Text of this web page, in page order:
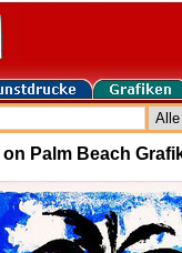
Palm Beach